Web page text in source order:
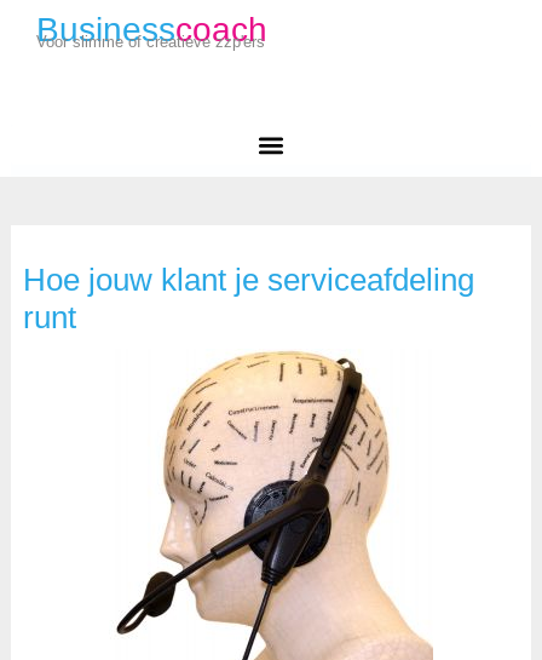
Businesscoach
Voor slimme of creatieve zzp'ers
Hoe jouw klant je serviceafdeling
runt